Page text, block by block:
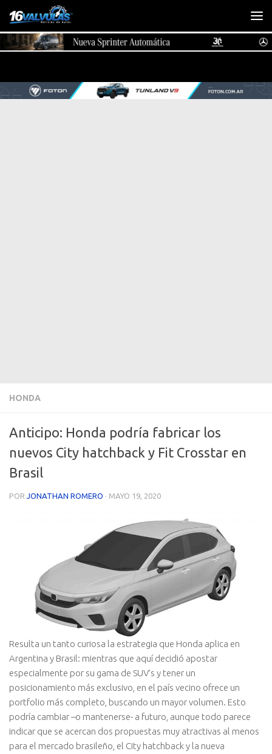
Saltar al contenido
HONDA
Anticipo: Honda podría fabricar los
nuevos City hatchback y Fit Crosstar en
Brasil
POR JONATHAN ROMERO · MAYO 19, 2020
Resulta un tanto curiosa la estrategia que Honda aplica en
Argentina y Brasil: mientras que aquí decidió apostar
especialmente por su gama de SUV’s y tener un
posicionamiento más exclusivo, en el país vecino ofrece un
portfolio más completo, buscando un mayor volumen. Esto
podría cambiar –o mantenerse- a futuro, aunque todo parece
indicar que se acercan dos propuestas muy atractivas al menos
para el mercado brasileño, el City hatchback y la nueva